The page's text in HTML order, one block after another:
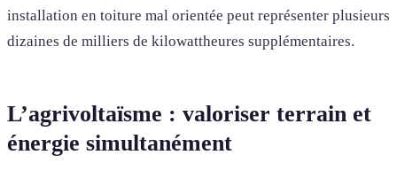
installation en toiture mal orientée peut représenter plusieurs
dizaines de milliers de kilowattheures supplémentaires.
L’agrivoltaïsme : valoriser terrain et
énergie simultanément